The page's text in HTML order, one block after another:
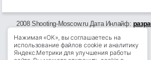
2008 Shooting-Moscow.ru Дата Инлайф:
Нажимая «ОК», вы соглашаетесь на
использование файлов cookie и аналитику
Яндекс.Метрики для улучшения работы